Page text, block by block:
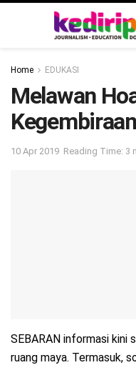
Home EDUKASI
Melawan
Kegembiraan
10 Apr 2019 Reading Time: 3
SEBARAN informasi kini
ruang maya. Termasuk,